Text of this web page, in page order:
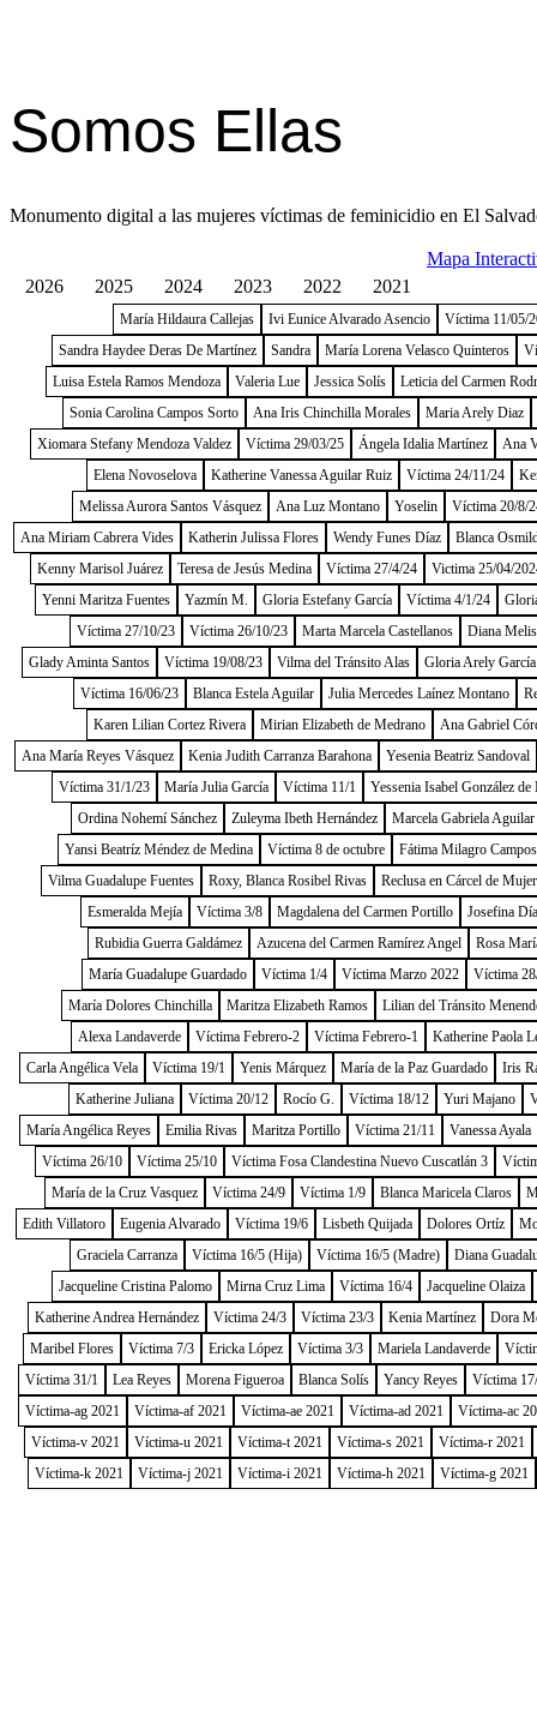
Somos Ellas
Monumento digital a las mujeres víctimas de feminicidio en El
Mapa
2026
2025 2024 2023 2022 2021
María Hildaura Callejas Ivi Eunice Alvarado Asencio
Víctima 11/05/
Sandra Haydee Deras De Martínez
Sandra María Lorena Velasco Quinteros
Luisa Estela Ramos Mendoza
Valeria Lue Jessica Solís
Leticia del Carmen
Sonia Carolina Campos Sorto
Ana Iris Chinchilla Morales
Maria Arely Diaz
Xiomara Stefany Mendoza Valdez
Víctima 29/03/25 Ángela Idalia Martínez
Ana
Elena Novoselova
Katherine Vanessa Aguilar Ruiz Víctima 24/11/24
Melissa Aurora Santos Vásquez
Ana Luz Montano Yoselin
Víctima 20/8/
Ana Miriam Cabrera Vides
Katherin Julissa Flores Wendy Funes Díaz
Blanca
Kenny Marisol Juárez
Teresa de Jesús Medina Víctima 27/4/24
Victima 25/04/
Yenni Maritza Fuentes
Yazmín M. Gloria Estefany García Víctima 4/1/24
Víctima 27/10/23
Víctima 26/10/23 Marta Marcela Castellanos
Diana
Glady Aminta Santos
Víctima 19/08/23 Vilma del Tránsito Alas
Gloria Arely García
Víctima 16/06/23
Blanca Estela Aguilar Julia Mercedes Laínez Montano
Karen Lilian Cortez Rivera
Mirian Elizabeth de Medrano
Ana Gabriel
Ana María Reyes Vásquez
Kenia Judith Carranza Barahona
Yesenia Beatriz Sandoval
Víctima 31/1/23
María Julia García Víctima 11/1
Yessenia Isabel González
Ordina Nohemí Sánchez
Zuleyma Ibeth Hernández
Marcela Gabriela Aguilar
Yansi Beatríz Méndez de Medina
Víctima 8 de octubre
Fátima Milagro Campos
Vilma Guadalupe Fuentes
Roxy, Blanca Rosibel Rivas
Reclusa en Cárcel de
Esmeralda Mejía
Víctima 3/8 Magdalena del Carmen Portillo
Josefina
Rubidia Guerra Galdámez
Azucena del Carmen Ramírez Angel
Rosa
María Guadalupe Guardado
Víctima 1/4 Víctima Marzo 2022
Víctima
María Dolores Chinchilla
Maritza Elizabeth Ramos
Lilian del Tránsito
Alexa Landaverde
Víctima Febrero-2 Víctima Febrero-1
Katherine Paola
Carla Angélica Vela
Víctima 19/1 Yenis Márquez María de la Paz Guardado
Iris
Katherine Juliana
Víctima 20/12 Rocío G. Víctima 18/12 Yuri Majano
María Angélica Reyes
Emilia Rivas Maritza Portillo Víctima 21/11
Vanessa Ayala
Víctima 26/10
Víctima 25/10 Víctima Fosa Clandestina Nuevo Cuscatlán 3
María de la Cruz Vasquez
Víctima 24/9 Víctima 1/9 Blanca Maricela Claros
Edith Villatoro
Eugenia Alvarado Víctima 19/6 Lisbeth Quijada Dolores Ortíz
Graciela Carranza
Víctima 16/5 (Hija) Víctima 16/5 (Madre)
Diana
Jacqueline Cristina Palomo
Mirna Cruz Lima Víctima 16/4
Jacqueline Olaiza
Katherine Andrea Hernández
Víctima 24/3 Víctima 23/3 Kenia Martínez
Dora
Maribel Flores
Víctima 7/3 Ericka López Víctima 3/3 Mariela Landaverde
Víctima 31/1
Lea Reyes Morena Figueroa Blanca Solís Yancy Reyes
Víctima
Víctima-ag 2021
Víctima-af 2021 Víctima-ae 2021 Víctima-ad 2021
Víctima-ac
Víctima-v 2021
Víctima-u 2021 Víctima-t 2021 Víctima-s 2021
Víctima-r 2021
Víctima-k 2021
Víctima-j 2021 Víctima-i 2021 Víctima-h 2021 Víctima-g 2021